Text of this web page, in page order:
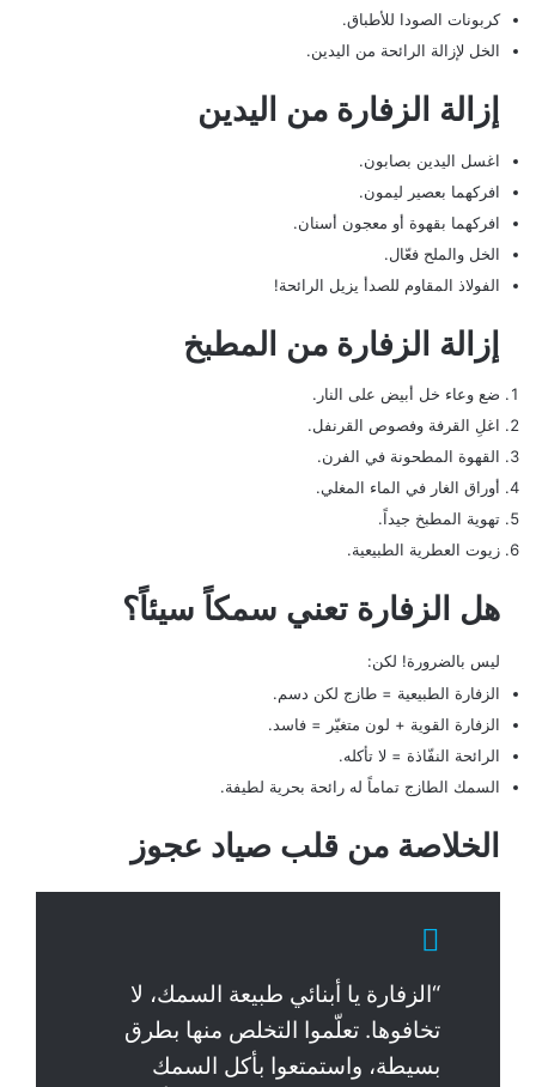
كربونات الصودا للأطباق.
الخل لإزالة الرائحة من اليدين.
إزالة الزفارة من اليدين
اغسل اليدين بصابون.
افركهما بعصير ليمون.
افركهما بقهوة أو معجون أسنان.
الخل والملح فعّال.
الفولاذ المقاوم للصدأ يزيل الرائحة!
إزالة الزفارة من المطبخ
ضع وعاء خل أبيض على النار.
اغلِ القرفة وفصوص القرنفل.
القهوة المطحونة في الفرن.
أوراق الغار في الماء المغلي.
تهوية المطبخ جيداً.
زيوت العطرية الطبيعية.
هل الزفارة تعني سمكاً سيئاً؟
ليس بالضرورة! لكن:
الزفارة الطبيعية = طازج لكن دسم.
الزفارة القوية + لون متغيّر = فاسد.
الرائحة النفّاذة = لا تأكله.
السمك الطازج تماماً له رائحة بحرية لطيفة.
الخلاصة من قلب صياد عجوز
“الزفارة يا أبنائي طبيعة السمك، لا
تخافوها. تعلّموا التخلص منها بطرق
بسيطة، واستمتعوا بأكل السمك